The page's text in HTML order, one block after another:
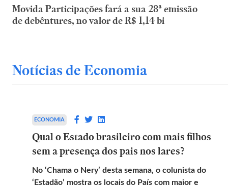
Movida Participações fará a sua 28ª emissão
de debêntures, no valor de R$ 1,14 bi
Notícias de Economia
ECONOMIA
Qual o Estado brasileiro com mais filhos
sem a presença dos pais nos lares?
No ‘Chama o Nery’ desta semana, o colunista do
‘Estadão’ mostra os locais do País com maior e